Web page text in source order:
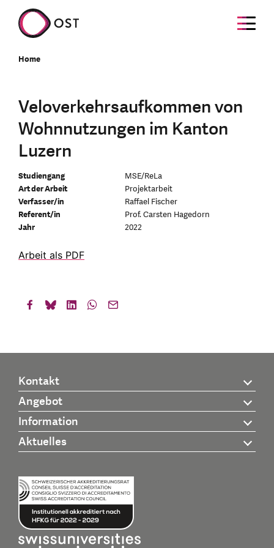
Home
Veloverkehrsaufkommen von
Wohnnutzungen im Kanton
Luzern
Studiengang
MSE/ReLa
Art der Arbeit
Projektarbeit
Verfasser/in
Raffael Fischer
Referent/in
Prof. Carsten Hagedorn
Jahr
2022
Arbeit als PDF
Kontakt
Angebot
Information
Aktuelles